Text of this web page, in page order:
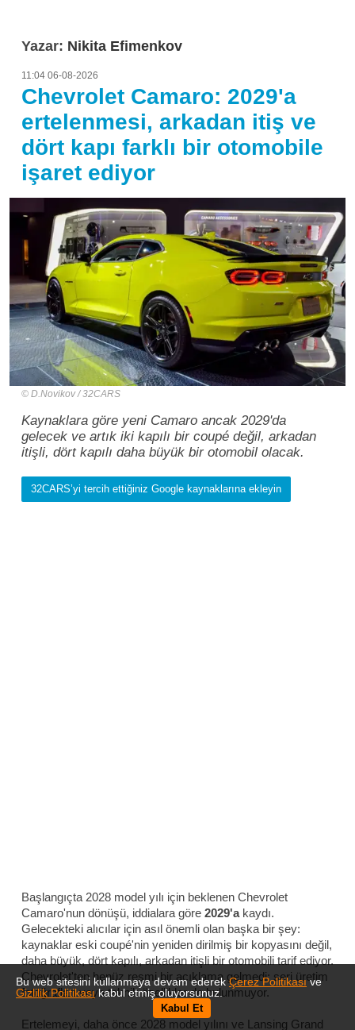
Yazar: Nikita Efimenkov
11:04 06-08-2026
Chevrolet Camaro: 2029'a
ertelenmesi, arkadan itiş ve
dört kapı farklı bir otomobile
işaret ediyor
D.Novikov / 32CARS
Kaynaklara göre yeni Camaro ancak 2029'da
gelecek ve artık iki kapılı bir coupé değil, arkadan
itişli, dört kapılı daha büyük bir otomobil olacak.
32CARS’yi tercih ettiğiniz Google kaynaklarına ekleyin
Başlangıçta 2028 model yılı için beklenen Chevrolet
Camaro'nun dönüşü, iddialara göre 2029'akaydı.
Gelecekteki alıcılar için asıl önemli olan başka bir şey:
kaynaklar eski coupé'nin yeniden dirilmiş bir kopyasını değil,
daha büyük, dört kapılı, arkadan itişli bir otomobili tarif ediyor.
Chevrolet'ten henüz resmi bir açıklama gelmedi; seri üretim
fotoğrafları veya teknik özellikler de bulunmuyor.
Ertelemeyi, daha önce 2028 model yılını ve Lansing Grand
Bu web sitesini kullanmaya devam ederekÇerez Politikasıve
Gizlilik Politikasıkabul etmiş oluyorsunuz.
Kabul Et